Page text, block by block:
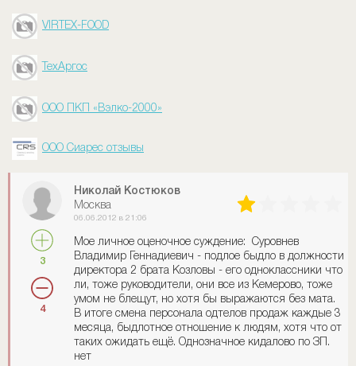
VIRTEX-FOOD
ТехАргос
ООО ПКП «Вэлко-2000»
ООО Сиарес отзывы
3
4
Николай Костюков
Москва
06.06.2012 в 21:06
Мое личное оценочное суждение: Суровнев
Владимир Геннадиевич - подлое быдло в должности
директора 2 брата Козловы - его одноклассники что
ли, тоже руководители, они все из Кемерово, тоже
умом не блещут, но хотя бы выражаются без мата.
В итоге смена персонала одтелов продаж каждые 3
месяца, быдлотное отношение к людям, хотя что от
таких ожидать ещё. Однозначное кидалово по ЗП.
нет